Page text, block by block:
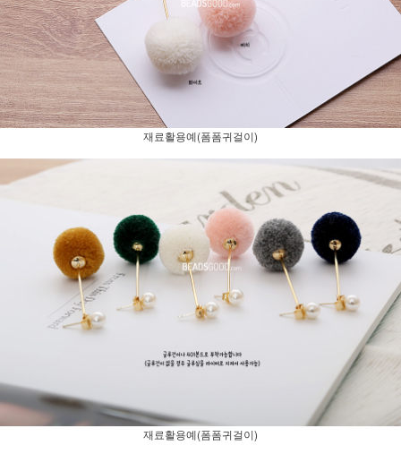
재료활용예(폼폼귀걸이)
재료활용예(폼폼귀걸이)